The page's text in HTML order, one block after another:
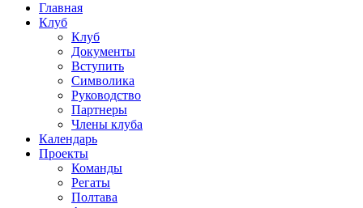
Главная
Клуб
Клуб
Документы
Вступить
Символика
Руководство
Партнеры
Члены клуба
Календарь
Проекты
Команды
Регаты
Полтава